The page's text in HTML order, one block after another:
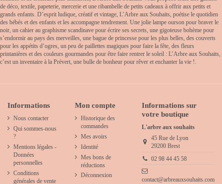
de déco, textile, papeterie, mercerie et une ribambelle de petits cadeaux à offrir aux petits et
grands enfants. D’esprit ludique, créatif et vintage, L’Arbre aux Souhaits, poétise le quotidien
des bébés et des enfants et les accompagne tendrement. Une jolie lampe ourson pour braver le
noir, un cahier au graphisme scandinave pour écrire ses secrets, une gigoteuse bohème pour
s’endormir au pays des merveilles, une bague de princesse pour les plus belles, des couverts
pour les appétits d’ogres, un peu de paillettes magiques pour faire la fête, des fleurs
printanières et des couleurs gourmandes pour être faire rentrer le soleil : L’Arbre aux Souhaits,
c’est un inventaire à la Prévert, une bulle de bonheur pour rêver et enchanter la vie !.
Informations
Nous contacter
Qui sommes-nous
?
Mentions légales -
Données
personnelles
Conditions
générales de vente
Mon compte
Historique des
commandes
Mes avoirs
Identité
Mes bons de
réductions
Déconnexion
Informations sur
votre boutique
L'arbre aux souhaits
45 Rue de Lyon
29200 Brest
02 98 44 45 58
contact@arbreauxsouhaits.com